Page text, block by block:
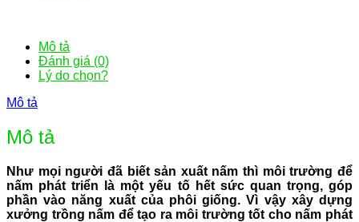
Mô tả
Đánh giá (0)
Lý do chọn?
Mô tả
Mô tả
Như mọi người đã biết sản xuất nấm thì môi trường để
nấm phát triển là một yếu tố hết sức quan trọng, góp
phần vào năng xuất của phôi giống. Vì vậy xây dựng
xưởng trồng nấm để tạo ra môi trường tốt cho nấm phát